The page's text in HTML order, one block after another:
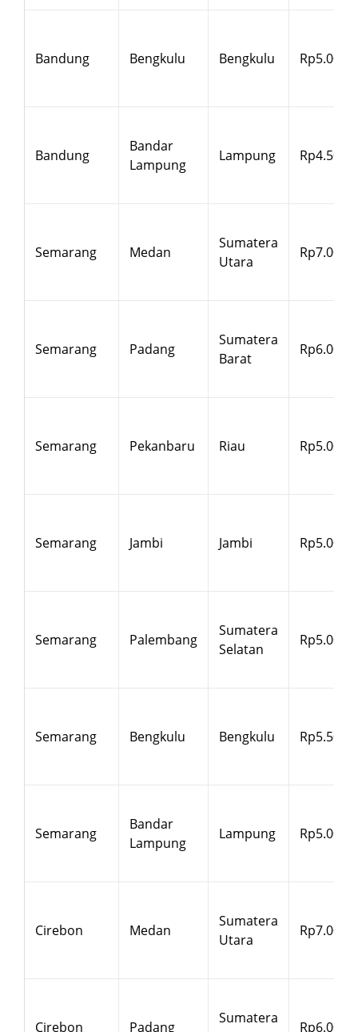
Bandung Bengkulu Bengkulu Rp5.000
Bandung
Bandar
Lampung
Lampung Rp4.500
Semarang Medan
Sumatera
Utara
Rp7.000
Semarang Padang
Sumatera
Barat
Rp6.000
Semarang Pekanbaru Riau Rp5.000
Semarang Jambi Jambi Rp5.000
Semarang Palembang
Sumatera
Selatan
Rp5.000
Semarang Bengkulu Bengkulu Rp5.500
Semarang
Bandar
Lampung
Lampung Rp5.000
Cirebon Medan
Sumatera
Utara
Rp7.000
Cirebon Padang
Sumatera
Rp6.000